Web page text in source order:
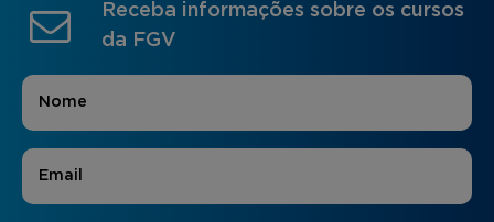
Receba informações sobre os cursos
da FGV
Nome
E-mail